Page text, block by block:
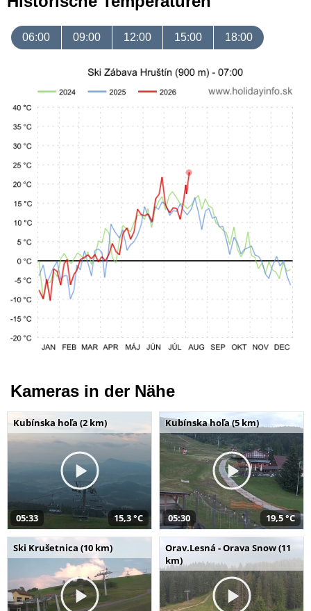
06:00 09:00 12:00 15:00 18:00
Kameras in der Nähe
Kubínska hoľa (2 km)
05:33 15,3 °C
Kubínska hoľa (5 km)
05:30 19,5 °C
Ski Krušetnica (10 km)
Orav.Lesná - Orava Snow (11
km)